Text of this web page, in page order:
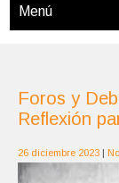
Menú
Foros y
Reflexión
26 diciembre 2023 |